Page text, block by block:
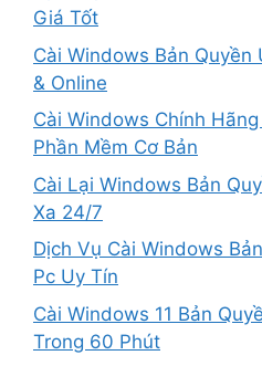
Giá Tốt
Cài Windows Bản Quyền
& Online
Cài Windows Chính
Phần Mềm Cơ Bản
Cài Lại Windows Bản
Xa 24/7
Dịch Vụ Cài Windows
Pc Uy Tín
Cài Windows 11 Bản
Trong 60 Phút